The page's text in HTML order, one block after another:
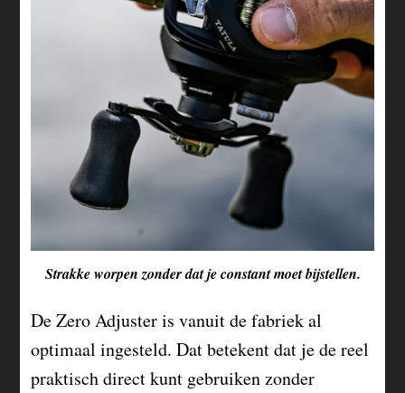
Strakke worpen zonder dat je constant moet bijstellen.
De Zero Adjuster is vanuit de fabriek al
optimaal ingesteld. Dat betekent dat je de reel
praktisch direct kunt gebruiken zonder